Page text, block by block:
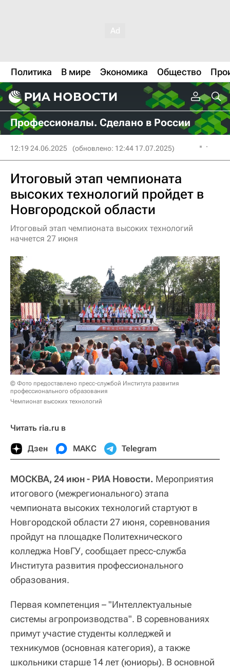
Политика В мире Экономика Общество
Профессионалы. Сделано в России
12:19 24.06.2025 (обновлено: 12:44 17.07.2025)
Итоговый этап чемпионата
высоких технологий пройдет в
Новгородской области
Итоговый этап чемпионата высоких технологий
начнется 27 июня
© Фото предоставлено пресс-службой Института развития
профессионального образования
Чемпионат высоких технологий
Читать ria.ru в
Дзен МАКС Telegram
МОСКВА, 24 июн - РИА Новости. Мероприятия
итогового (межрегионального) этапа
чемпионата высоких технологий стартуют в
Новгородской области 27 июня, соревнования
пройдут на площадке Политехнического
колледжа НовГУ, сообщает пресс-служба
Института развития профессионального
образования.
Первая компетенция – "Интеллектуальные
системы агропроизводства". В соревнованиях
примут участие студенты колледжей и
техникумов (основная категория), а также
школьники старше 14 лет (юниоры). В основной